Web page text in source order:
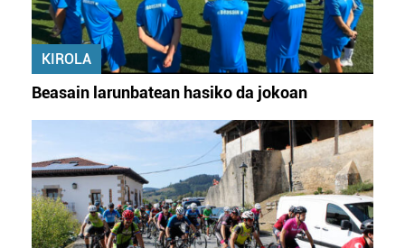
KIROLA
Beasain larunbatean hasiko da jokoan